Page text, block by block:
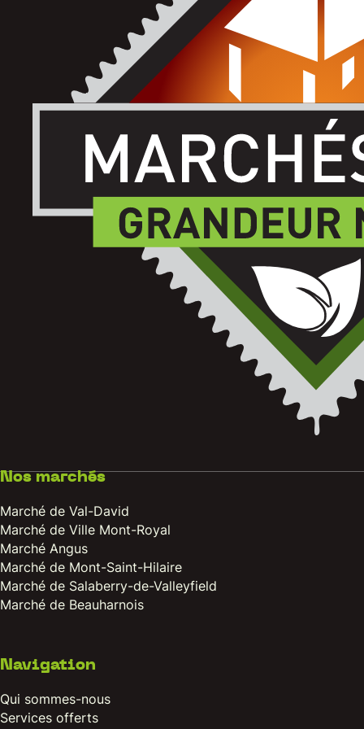
Nos marchés
Marché de Val-David
Marché de Ville Mont-Royal
Marché Angus
Marché de Mont-Saint-Hilaire
Marché de Salaberry-de-Valleyfield
Marché de Beauharnois
Navigation
Qui sommes-nous
Services offerts